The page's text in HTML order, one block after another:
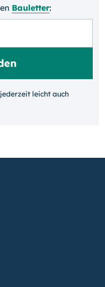
Bauletter:
leicht auch